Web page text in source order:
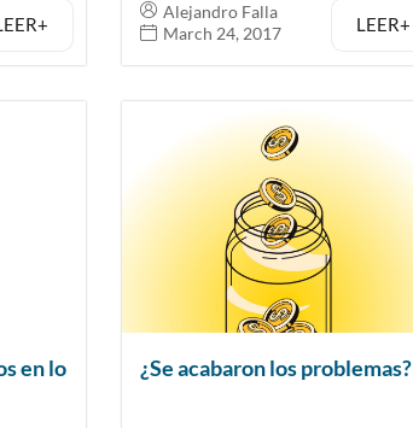
Alejandro Falla
March 24, 2017
LEER+
en lo
¿Se acabaron los problemas?